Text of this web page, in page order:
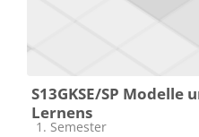
S13GKSE/SP Modelle
Lernens
Categoria di corsi
1. Semester